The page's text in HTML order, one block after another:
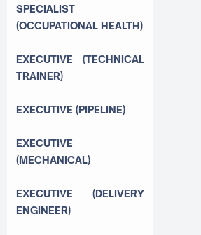
SPECIALIST
(OCCUPATIONAL HEALTH)
EXECUTIVE (TECHNICAL
TRAINER)
EXECUTIVE (PIPELINE)
EXECUTIVE
(MECHANICAL)
EXECUTIVE (DELIVERY
ENGINEER)